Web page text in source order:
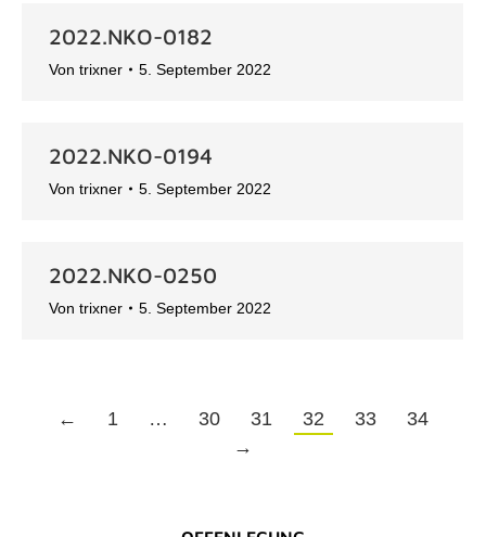
2022.NKO-0182
Von trixner 5. September 2022
2022.NKO-0194
Von trixner 5. September 2022
2022.NKO-0250
Von trixner 5. September 2022
← 1 … 30 31 32 33
34
→